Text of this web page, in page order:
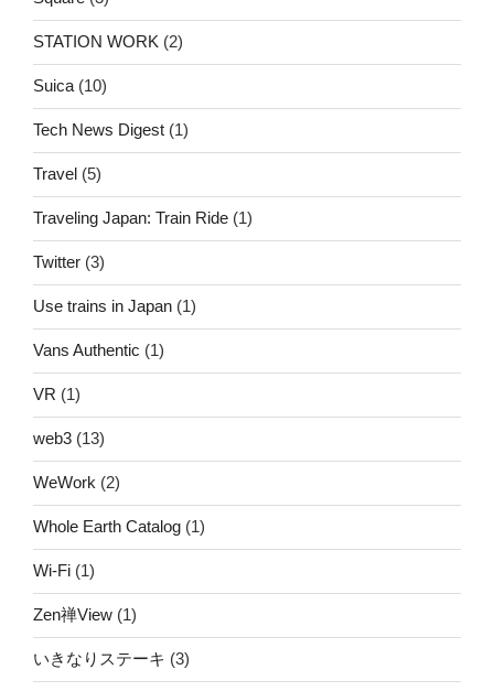
STATION WORK (2)
Suica (10)
Tech News Digest (1)
Travel (5)
Traveling Japan: Train Ride (1)
Twitter (3)
Use trains in Japan (1)
Vans Authentic (1)
VR (1)
web3 (13)
WeWork (2)
Whole Earth Catalog (1)
Wi-Fi (1)
Zen禅View (1)
いきなりステーキ (3)